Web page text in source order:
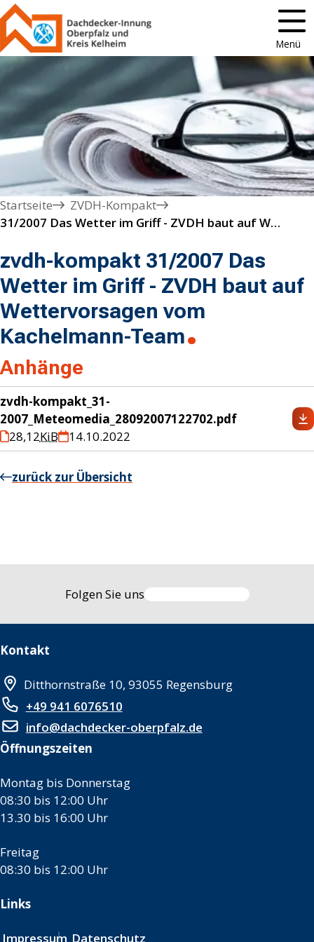
Menü
Startseite
ZVDH-Kompakt
31/2007 Das Wetter im Griff - ZVDH baut auf Wettervorsagen vom Kachelmann-Team
zvdh-kompakt 31/2007 Das
Wetter im Griff - ZVDH baut auf
Wettervorsagen vom
Kachelmann-Team
Anhänge
zvdh-kompakt_31-
2007_Meteomedia_28092007122702.pdf
28,12KiB 14.10.2022
zurück zur Übersicht
Folgen Sie uns
Kontakt
Ditthornstraße 10, 93055 Regensburg
+49 941 6076510
info@dachdecker-oberpfalz.de
Öffnungszeiten
Montag bis Donnerstag
08:30 bis 12:00 Uhr
13.30 bis 16:00 Uhr
Freitag
08:30 bis 12:00 Uhr
Links
Impressum Datenschutz